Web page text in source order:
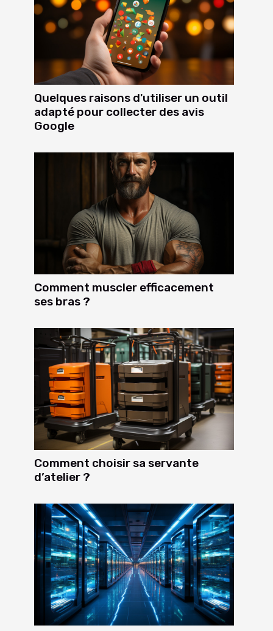
Quelques raisons d'utiliser un outil
adapté pour collecter des avis
Google
Comment muscler efficacement
ses bras ?
Comment choisir sa servante
d’atelier ?